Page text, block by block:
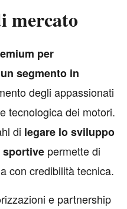
mercato
per
segmento in
degli appassionati
tecnologica dei motori.
di legare lo sviluppo
permette di
con credibilità tecnica.
e partnership